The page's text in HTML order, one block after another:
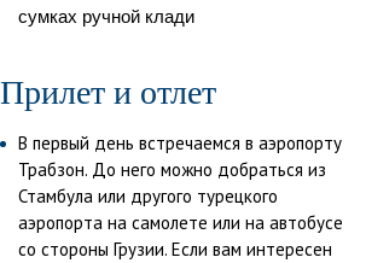
сумках ручной клади
Прилет и отлет
В первый день встречаемся в аэропорту
Трабзон. До него можно добраться из
Стамбула или другого турецкого
аэропорта на самолете или на автобусе
со стороны Грузии. Если вам интересен